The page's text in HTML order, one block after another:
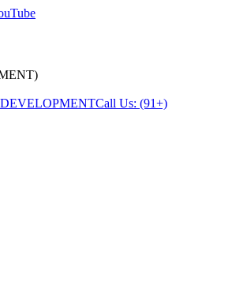
Call Us: (91+)